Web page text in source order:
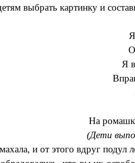
выбрать картинку и
Я
На
(Дети
и от этого вдруг подул